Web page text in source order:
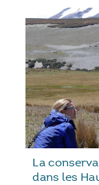
La
dans les